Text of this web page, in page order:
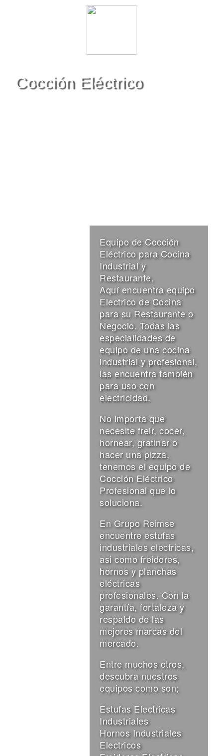
Cocción Eléctrico
Equipo de Cocción
Eléctrico para Cocina
Industrial y
Restaurante.
Aquí encuentra equipo
Electrico de Cocina
para su Restaurante o
Negocio. Todas las
especialidades de
equipo de una cocina
industrial y profesional,
las encuentra también
para uso con
electricidad.
No importa que
necesite freir, cocer,
hornear, gratinar o
hacer una pizza,
tenemos el equipo de
Cocción Eléctrico
Profesional que lo
soluciona.
En Grupo Reimse
encuentre estufas
industriales electricas,
asi como freidores,
hornos y planchas
eléctricas
profesionales. Con la
garantía, fortaleza y
respaldo de las
mejores marcas del
mercado.
Entre muchos otros,
descubra nuestros
equipos como son;
Estufas Electricas
Industriales
Hornos Industriales
Electricos